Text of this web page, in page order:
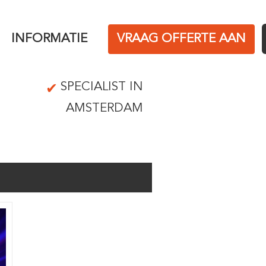
INFORMATIE VRAAG OFFERTE AAN
SPECIALIST IN
AMSTERDAM